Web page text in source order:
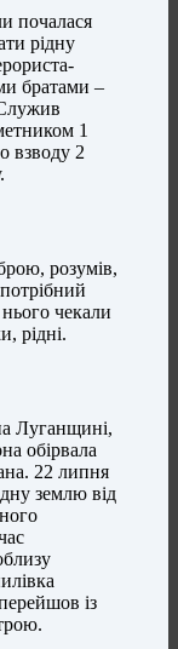
почалася
рідну
братами –
1
взводу 2
розумів,
чекали
рідні.
Луганщині,
обірвала
22 липня
землю від
із